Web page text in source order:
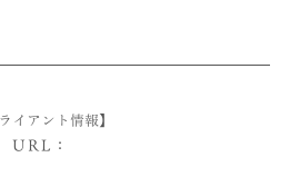
イアント情報】
URL：